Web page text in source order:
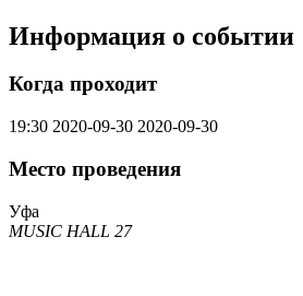
Информация о событии
Когда проходит
19:30 2020-09-30 2020-09-30
Место проведения
Уфа
MUSIC HALL 27